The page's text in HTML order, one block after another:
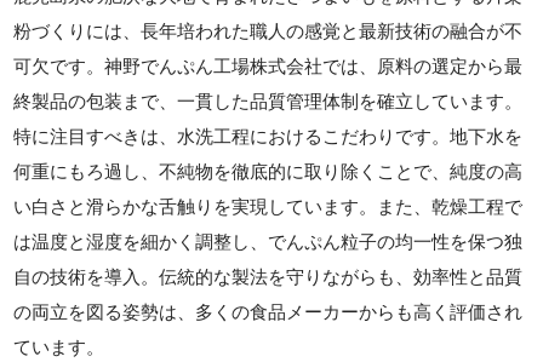
粉づくりには、長年培われた職人の感覚と最新技術の融合が不
可欠です。神野でんぷん工場株式会社では、原料の選定から最
終製品の包装まで、一貫した品質管理体制を確立しています。
特に注目すべきは、水洗工程におけるこだわりです。地下水を
何重にもろ過し、不純物を徹底的に取り除くことで、純度の高
い白さと滑らかな舌触りを実現しています。また、乾燥工程で
は温度と湿度を細かく調整し、でんぷん粒子の均一性を保つ独
自の技術を導入。伝統的な製法を守りながらも、効率性と品質
の両立を図る姿勢は、多くの食品メーカーからも高く評価され
ています。